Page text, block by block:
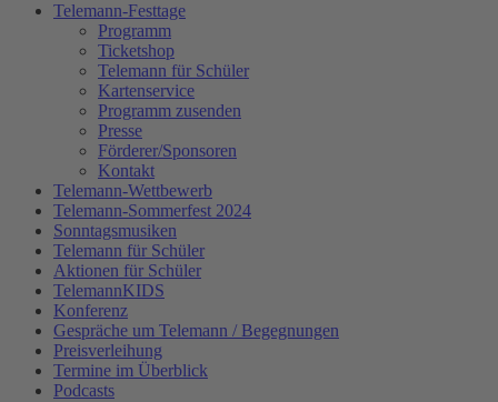
Telemann-Festtage
Programm
Ticketshop
Telemann für Schüler
Kartenservice
Programm zusenden
Presse
Förderer/Sponsoren
Kontakt
Telemann-Wettbewerb
Telemann-Sommerfest 2024
Sonntagsmusiken
Telemann für Schüler
Aktionen für Schüler
TelemannKIDS
Konferenz
Gespräche um Telemann / Begegnungen
Preisverleihung
Termine im Überblick
Podcasts